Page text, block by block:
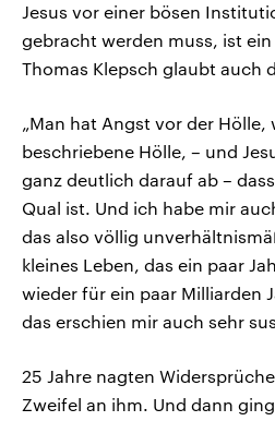
Jesus vor einer bösen
gebracht werden muss, ist
Thomas Klepsch glaubt auch
„Man hat Angst vor der Hölle,
beschriebene Hölle, – und
ganz deutlich darauf ab –
Qual ist. Und ich habe mir
das also völlig
kleines Leben, das ein paar
wieder für ein paar Milliarden
das erschien mir auch sehr
25 Jahre nagten
Zweifel an ihm. Und dann